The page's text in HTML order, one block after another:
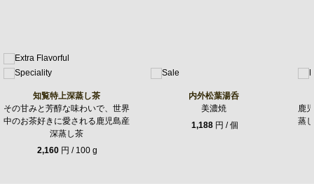
知覧特上深蒸し茶
その甘みと芳醇な味わいで、世界
中のお茶好きに愛される鹿児島産
深蒸し茶
2,160 円 / 100 g
内外松葉湯呑
美濃焼
1,188円 / 個
鹿
蒸